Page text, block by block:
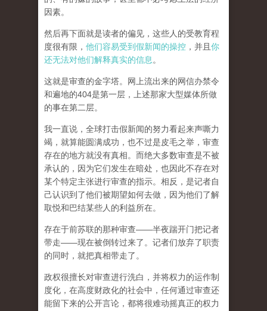
因素。
然后再下面就是读者的偏见，这些人的受教育程
度很有限， 他们容易受到假新闻的操控 ，并且 你
还无法对他们解释真实的信息 。
这就是审查的金字塔。网上流出来的网信办禁令
和遍地的404是第一层，上述那家大型媒体所做
的事在第二层。
我一直说，全球打击假新闻的努力看起来声嘶力
竭，就算能圆满成功，也不过是皮毛之举，审查
存在的地方就没有真相。而绝大多数审查是不被
承认的，因为它们发生在暗处，也因此不存在对
某个特定主张进行审查的指示。相反，是记者自
己认识到了他们被期望如何去做，因为他们了解
取悦和巴结某些人的利益所在。
存在于前苏联的那种审查——半夜踹开门把记者
带走——现在被倒转过来了。记者们放弃了职责
的同时，就把真相带走了。
政权很擅长对审查进行洗白，并将权力的运作制
度化，在高度财政化的社会中，任何通过审查还
能留下来的公开言论，都将很难动摇真正的权力